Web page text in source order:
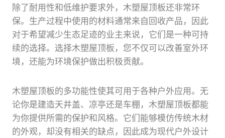
除了耐用性和低维护要求外，木塑屋顶板还非常环
保。生产过程中使用的材料通常来自回收产品，因此
对于希望减少生态足迹的业主来说，它们是一种可持
续的选择。选择木塑屋顶板，您不仅可以改善室外环
境，还能为环境保护做出积极贡献。
木塑屋顶板的多功能性使其可用于各种户外应用。无
论你是建造天井盖、凉亭还是车棚，木塑屋顶板都能
为你提供所需的保护和风格。它们能够模仿传统木材
的外观，却没有相关的缺点，因此成为现代户外设计